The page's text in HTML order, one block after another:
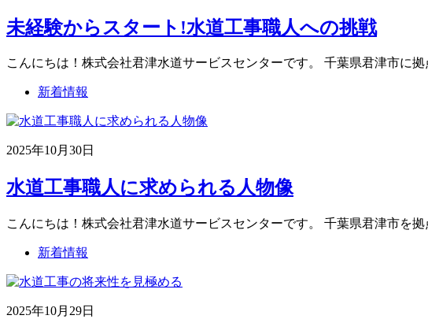
未経験からスタート!水道工事職人への挑戦
こんにちは！株式会社君津水道サービスセンターです。 千葉県君津市に
新着情報
2025年10月30日
水道工事職人に求められる人物像
こんにちは！株式会社君津水道サービスセンターです。 千葉県君津市を
新着情報
2025年10月29日